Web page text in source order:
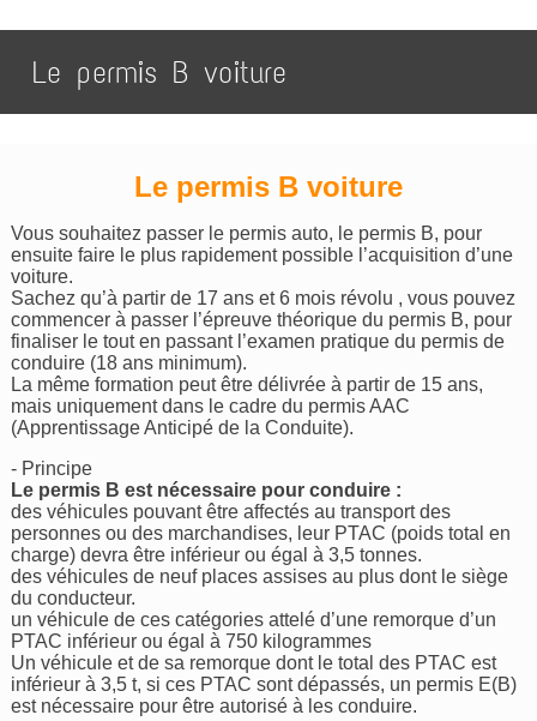
Le permis B voiture
Le permis B voiture
Vous souhaitez passer le permis auto, le permis B, pour
ensuite faire le plus rapidement possible l’acquisition d’une
voiture.
Sachez qu’à partir de 17 ans et 6 mois révolu , vous pouvez
commencer à passer l’épreuve théorique du permis B, pour
finaliser le tout en passant l’examen pratique du permis de
conduire (18 ans minimum).
La même formation peut être délivrée à partir de 15 ans,
mais uniquement dans le cadre du permis AAC
(Apprentissage Anticipé de la Conduite).
- Principe
Le permis B est nécessaire pour conduire :
des véhicules pouvant être affectés au transport des
personnes ou des marchandises, leur PTAC (poids total en
charge) devra être inférieur ou égal à 3,5 tonnes.
des véhicules de neuf places assises au plus dont le siège
du conducteur.
un véhicule de ces catégories attelé d’une remorque d’un
PTAC inférieur ou égal à 750 kilogrammes
Un véhicule et de sa remorque dont le total des PTAC est
inférieur à 3,5 t, si ces PTAC sont dépassés, un permis E(B)
est nécessaire pour être autorisé à les conduire.